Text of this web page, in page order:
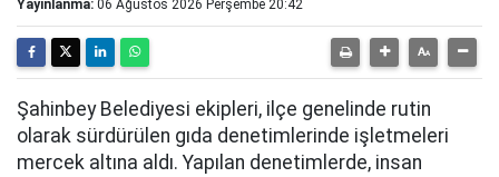
Yayınlanma: 06 Ağustos 2026 Perşembe 20:42
Şahinbey Belediyesi ekipleri, ilçe genelinde rutin
olarak sürdürülen gıda denetimlerinde işletmeleri
mercek altına aldı. Yapılan denetimlerde, insan